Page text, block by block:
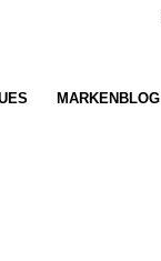
MARKENBLOG